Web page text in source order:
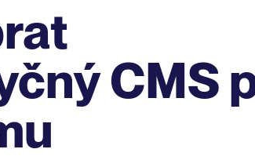
CMS